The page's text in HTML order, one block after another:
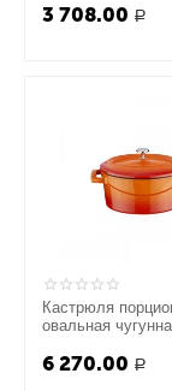
см, LAVA
3 708.00 Р
Кастрюля
овальная
6 см, LAVA
6 270.00 Р